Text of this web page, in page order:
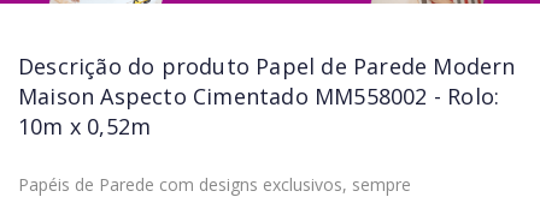
Descrição do produto Papel de Parede Modern
Maison Aspecto Cimentado MM558002 - Rolo:
10m x 0,52m
Papéis de Parede com designs exclusivos, sempre